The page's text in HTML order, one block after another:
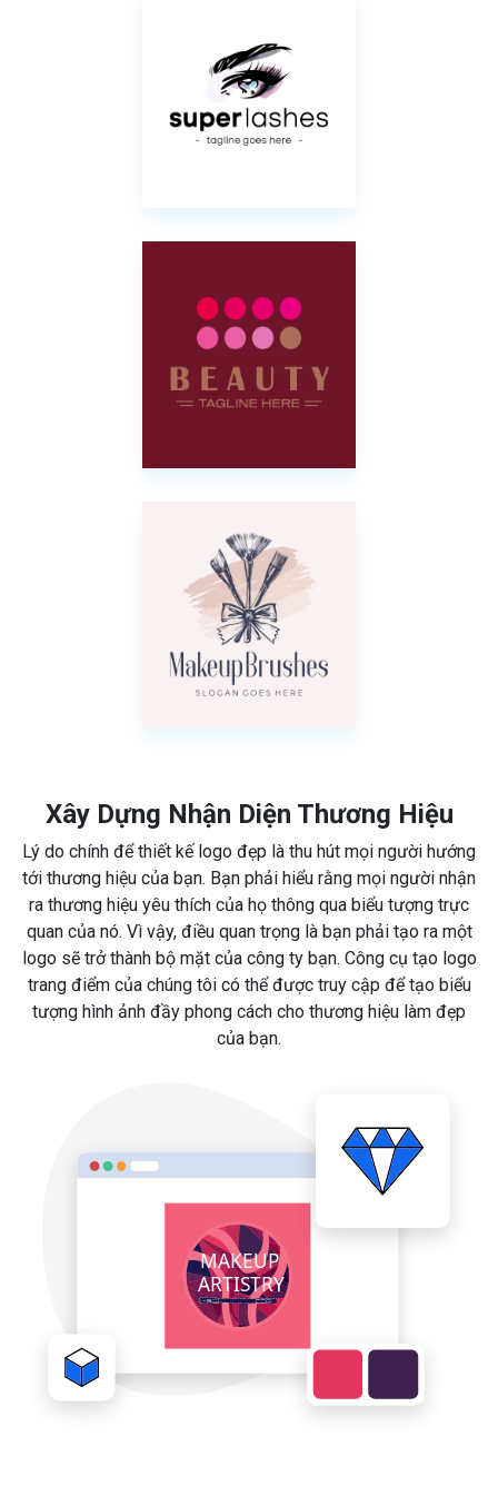
Xây Dựng Nhận Diện Thương Hiệu
Lý do chính để thiết kế logo đẹp là thu hút mọi người hướng
tới thương hiệu của bạn. Bạn phải hiểu rằng mọi người nhận
ra thương hiệu yêu thích của họ thông qua biểu tượng trực
quan của nó. Vì vậy, điều quan trọng là bạn phải tạo ra một
logo sẽ trở thành bộ mặt của công ty bạn. Công cụ tạo logo
trang điểm của chúng tôi có thể được truy cập để tạo biểu
tượng hình ảnh đầy phong cách cho thương hiệu làm đẹp
của bạn.